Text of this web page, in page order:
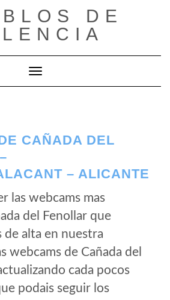
DE
Cambiar modo de navegación
CAÑADA DEL
– ALICANTE
las webcams mas
del Fenollar que
de alta en nuestra
webcams de Cañada del
cada pocos
podais seguir los